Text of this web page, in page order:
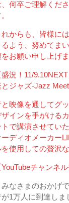
、何卒ご理解くだ
れからも、皆様に
るよう、努めてま
お願い申し上げま
盛況！11/
ジャズ-Jazz
と映像を通してグ
ザインを手がける
トで講演させてい
ーディオメーカー
を使用しての贅沢
チャンネ
みなさまのおかげ
が1万人に到達しま